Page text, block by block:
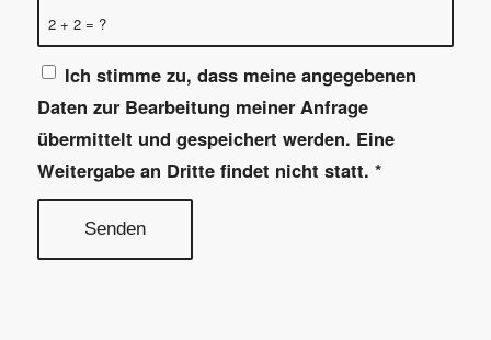
2 + 2 = ?
Ich stimme zu, dass meine angegebenen
Daten zur Bearbeitung meiner Anfrage
übermittelt und gespeichert werden. Eine
Weitergabe an Dritte findet nicht statt. *